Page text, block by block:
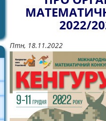
2022/
Птн, 18.11.2022